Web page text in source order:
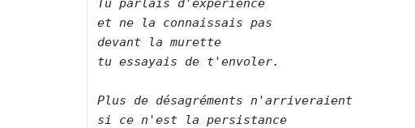
Tu parlais d'expérience
et ne la connaissais pas
devant la murette
tu essayais de t'envoler.
Plus de désagréments n'arriveraient
si ce n'est la persistance